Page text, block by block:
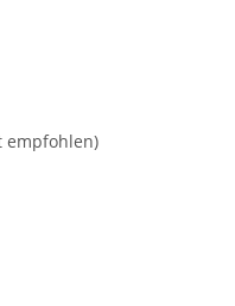
empfohlen)